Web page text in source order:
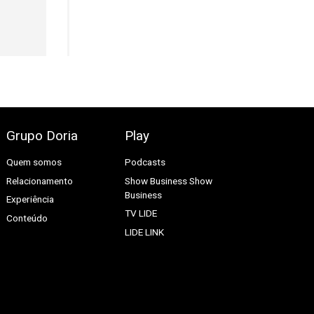
Grupo Doria
Quem somos
Relacionamento
Experiência
Conteúdo
Play
Podcasts
Show BusinessShow
Business
TV LIDE
LIDE LINK